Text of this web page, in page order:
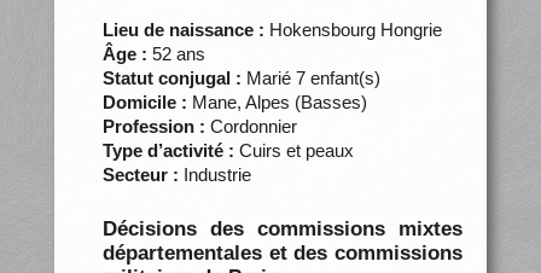
Lieu de naissance : Hokensbourg Hongrie
Âge : 52 ans
Statut conjugal : Marié 7 enfant(s)
Domicile : Mane, Alpes (Basses)
Profession : Cordonnier
Type d’activité : Cuirs et peaux
Secteur : Industrie
Décisions des commissions mixtes
départementales et des commissions